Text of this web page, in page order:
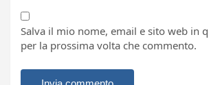
Salva il mio nome, email e sito web in
per la prossima volta che commento.